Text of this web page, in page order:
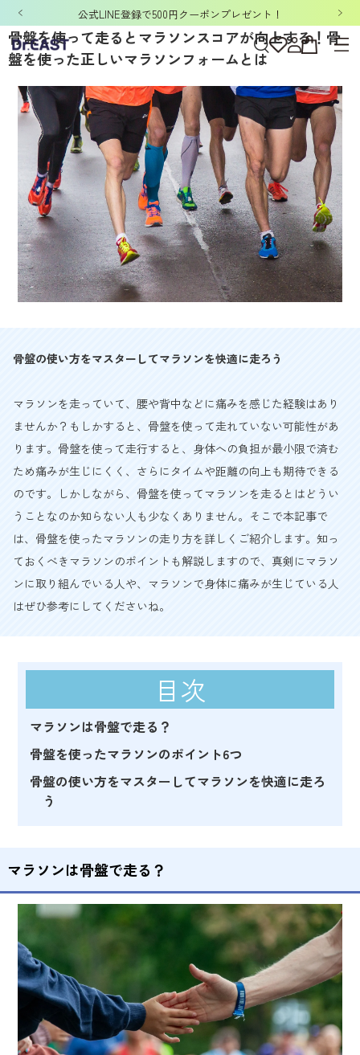
「洗濯ネット&ポーチ」ノベルティキャンペーン開催中！
骨盤を使って走るとマラソンスコアが向上する！骨
盤を使った正しいマラソンフォームとは
骨盤の使い方をマスターしてマラソンを快適に走ろう
マラソンを走っていて、腰や背中などに痛みを感じた経験はあり
ませんか？もしかすると、骨盤を使って走れていない可能性があ
ります。骨盤を使って走行すると、身体への負担が最小限で済む
ため痛みが生じにくく、さらにタイムや距離の向上も期待できる
のです。しかしながら、骨盤を使ってマラソンを走るとはどうい
うことなのか知らない人も少なくありません。そこで本記事で
は、骨盤を使ったマラソンの走り方を詳しくご紹介します。知っ
ておくべきマラソンのポイントも解説しますので、真剣にマラソ
ンに取り組んでいる人や、マラソンで身体に痛みが生じている人
はぜひ参考にしてくださいね。
目次
マラソンは骨盤で走る？
骨盤を使ったマラソンのポイント6つ
骨盤の使い方をマスターしてマラソンを快適に走ろ
う
マラソンは骨盤で走る？